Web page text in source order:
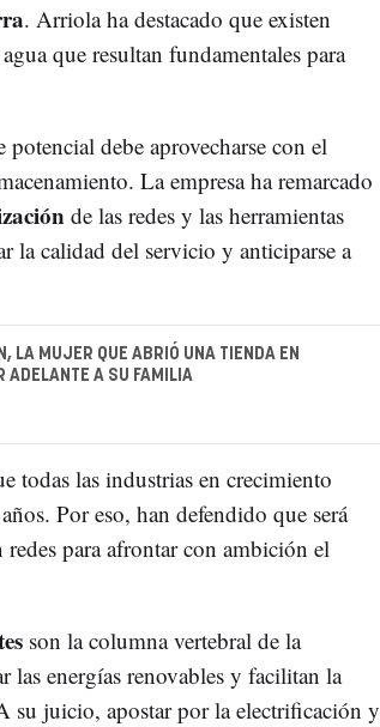
. Arriola ha destacado que existen
que resultan fundamentales para
debe aprovecharse con el
La empresa ha remarcado
de las redes y las herramientas
la calidad del servicio y anticiparse a
LA MUJER QUE ABRIÓ UNA TIENDA EN
ADELANTE A SU FAMILIA
todas las industrias en crecimiento
Por eso, han defendido que será
para afrontar con ambición el
son la columna vertebral de la
las energías renovables y facilitan la
su juicio, apostar por la electrificación y